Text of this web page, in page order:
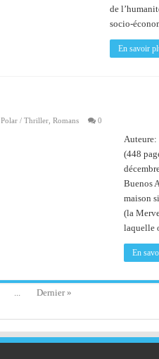
de
socio-
En savoir
Polar / Thriller, Romans 0
Auteure:
(448
Buenos
maison
(la
laquelle
En
... Dernier »